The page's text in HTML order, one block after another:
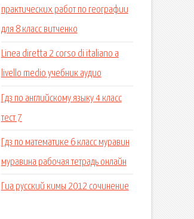
практических работ по географии
для 8 класс витченко
Linea diretta 2 corso di italiano a
livello medio учебник аудио
Гдз по английскому языку 4 класс
тест 7
Гдз по математике 6 класс муравин
муравина рабочая тетрадь онлайн
Гиа русский кимы 2012 сочинение